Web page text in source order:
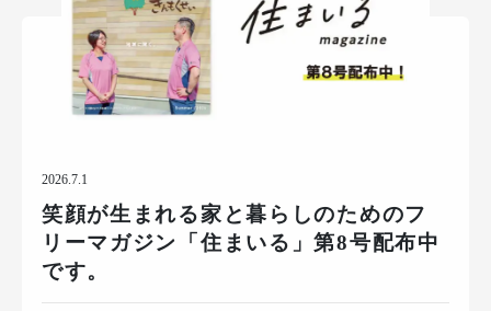
2026.7.1
笑顔が生まれる家と暮らしのためのフ
リーマガジン「住まいる」第8号配布中
です。